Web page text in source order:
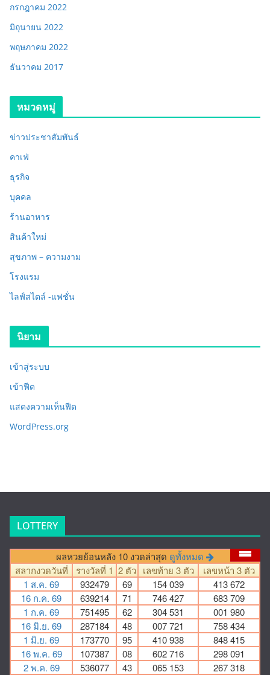
กรกฎาคม 2022
มิถุนายน 2022
พฤษภาคม 2022
ธันวาคม 2017
หมวดหมู่
ข่าวประชาสัมพันธ์
คาเฟ่
ธุรกิจ
บุคคล
ร้านอาหาร
สินค้าใหม่
สุขภาพ – ความงาม
โรงแรม
ไลฟ์สไตล์ -แฟชั่น
นิยาม
เข้าสู่ระบบ
เข้าฟีด
แสดงความเห็นฟีด
WordPress.org
LOTTERY